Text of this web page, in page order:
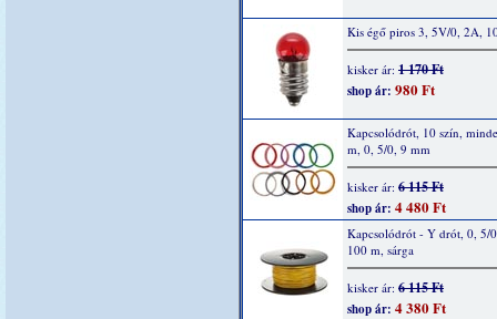
Kis égő piros 3, 5V/0, 2A,
kisker ár: 1 170 Ft
shop ár: 980 Ft
Kapcsolódrót, 10 szín,
m, 0, 5/0, 9 mm
kisker ár: 6 115 Ft
shop ár: 4 480 Ft
Kapcsolódrót - Y drót, 0, 5/
100 m, sárga
kisker ár: 6 115 Ft
shop ár: 4 380 Ft